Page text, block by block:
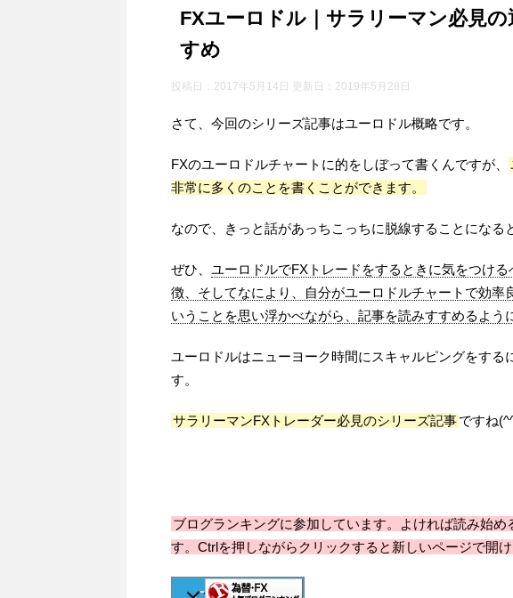
FXユーロドル｜サラリーマン必見
すめ
投稿日：2017年5月14日 更新日： 2019年5月28日
さて、今回のシリーズ記事はユーロドル概略です。
FXのユーロドルチャートに的をしぼって書くんですが、
非常に多くのことを書くことができます。
なので、きっと話があっちこっちに脱線することになる
ぜひ、 ユーロドルでFXトレードをするときに気をつけ
徴、そしてなにより、自分がユーロドルチャートで効率
いうことを思い浮かべながら、記事を読みすすめるよう
ユーロドルはニューヨーク時間にスキャルピングをする
す。
サラリーマンFXトレーダー必見のシリーズ記事ですね
ブログランキングに参加しています。よければ読み始
す。Ctrlを押しながらクリックすると新しいページで開け